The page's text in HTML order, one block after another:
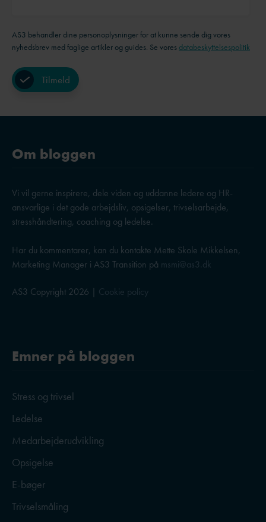
AS3 behandler dine personoplysninger for at kunne sende dig vores
nyhedsbrev med faglige artikler og guides. Se vores databeskyttelsespolitik
Om bloggen
Vi vil gerne inspirere, dele viden og uddanne ledere og HR-
ansvarlige i det gode arbejdsliv, opsigelser, trivselsarbejde,
stresshåndtering, coaching og ledelse.
Har du kommentarer, kan du kontakte Mette Skole Mikkelsen,
Marketing Manager i AS3 Transition på msmi@as3.dk
AS3 Copyright 2026 | Cookie policy
Emner på bloggen
Stress og trivsel
Ledelse
Medarbejderudvikling
Opsigelse
E-bøger
Trivselsmåling